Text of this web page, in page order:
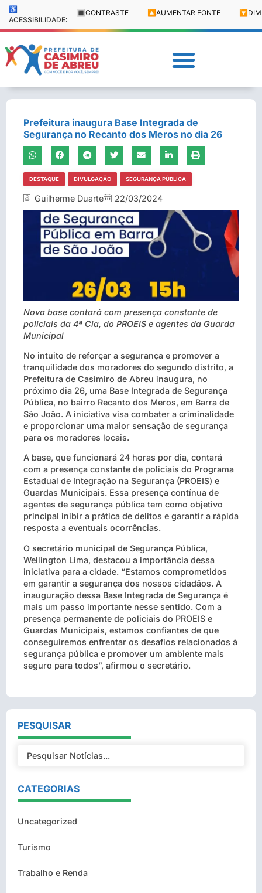
♿
ACESSIBILIDADE:
🔳 CONTRASTE 🔼 AUMENTAR FONTE 🔽
Prefeitura inaugura Base Integrada de
Segurança no Recanto dos Meros no dia 26
DESTAQUE DIVULGAÇÃO SEGURANÇA PÚBLICA
Guilherme Duarte 22/03/2024
Nova base contará com presença constante de
policiais da 4ª Cia, do PROEIS e agentes da Guarda
Municipal
No intuito de reforçar a segurança e promover a
tranquilidade dos moradores do segundo distrito, a
Prefeitura de Casimiro de Abreu inaugura, no
próximo dia 26, uma Base Integrada de Segurança
Pública, no bairro Recanto dos Meros, em Barra de
São João. A iniciativa visa combater a criminalidade
e proporcionar uma maior sensação de segurança
para os moradores locais.
A base, que funcionará 24 horas por dia, contará
com a presença constante de policiais do Programa
Estadual de Integração na Segurança (PROEIS) e
Guardas Municipais. Essa presença contínua de
agentes de segurança pública tem como objetivo
principal inibir a prática de delitos e garantir a rápida
resposta a eventuais ocorrências.
O secretário municipal de Segurança Pública,
Wellington Lima, destacou a importância dessa
iniciativa para a cidade. “Estamos comprometidos
em garantir a segurança dos nossos cidadãos. A
inauguração dessa Base Integrada de Segurança é
mais um passo importante nesse sentido. Com a
presença permanente de policiais do PROEIS e
Guardas Municipais, estamos confiantes de que
conseguiremos enfrentar os desafios relacionados à
segurança pública e promover um ambiente mais
seguro para todos”, afirmou o secretário.
PESQUISAR
CATEGORIAS
Uncategorized
Turismo
Trabalho e Renda